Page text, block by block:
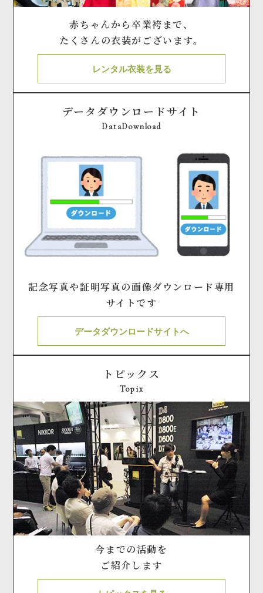
赤ちゃんから卒業袴まで、
たくさんの衣装がございます。
レンタル衣装を見る
データダウンロードサイト
DataDownload
記念写真や証明写真の画像ダウンロード専用
サイトです
データダウンロードサイトへ
トピックス
Topix
今までの活動を
ご紹介します